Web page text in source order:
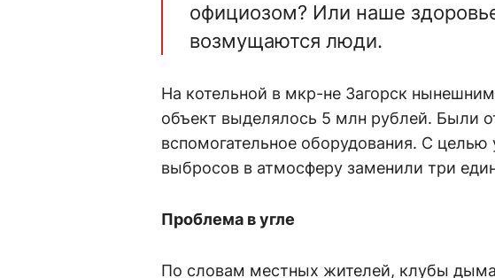
официозом? Или наше
возмущаются люди.
На котельной в мкр-не Загорск
объект выделялось 5 млн рублей. Были
вспомогательное оборудования. С
выбросов в атмосферу заменили три
Проблема в угле
По словам местных жителей, клубы